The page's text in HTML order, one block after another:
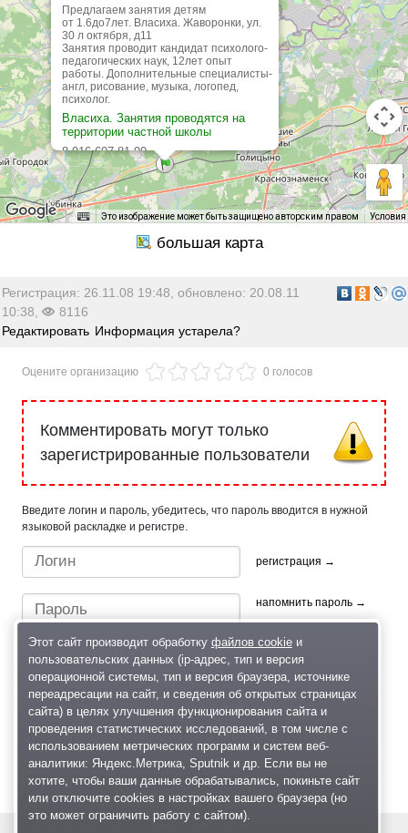
Предлагаем занятия детям
от 1.6до7лет. Власиха. Жаворонки, ул.
30 л октября, д11
Занятия проводит кандидат психолого-
педагогических наук, 12лет опыт
работы. Дополнительные специалисты-
англ, рисование, музыка, логопед,
психолог.
Власиха. Занятия проводятся на
территории частной школы
8-916-697-81-90
84955065811
будни и выходные дни
Это изображение может быть защищено авторским правом Условия
Регистрация: 26.11.08 19:48, обновлено: 20.08.11
10:38,
8116
Редактировать Информация устарела?
Оцените организацию 0 голосов
Комментировать могут только
зарегистрированные пользователи
Введите логин и пароль, убедитесь, что пароль вводится в нужной
языковой раскладке и регистре.
регистрация →
напомнить пароль →
Быстрый вход/регистрация, используя профиль в:
Этот сайт производит обработку файлов cookieи
пользовательских данных (ip-адрес, тип и версия
операционной системы, тип и версия браузера, источнике
переадресации на сайт, и сведения об открытых страницах
сайта) в целях улучшения функционирования сайта и
проведения статистических исследований, в том числе с
использованием метрических программ и систем веб-
аналитики: Яндекс.Метрика, Sputnik и др. Если вы не
хотите, чтобы ваши данные обрабатывались, покиньте сайт
или отключите cookies в настройках вашего браузера (но
это может ограничить работу с сайтом).